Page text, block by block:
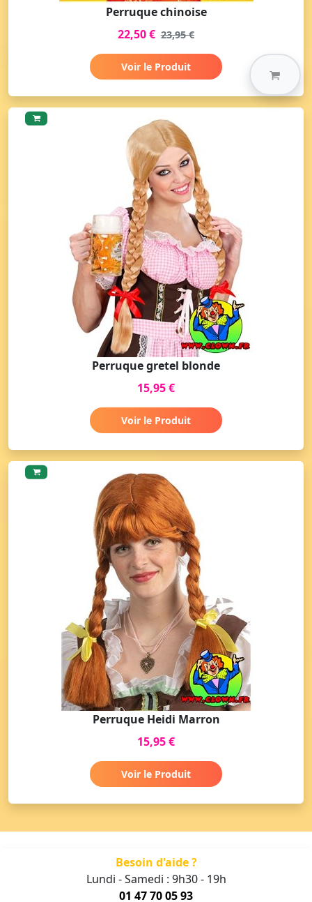
Perruque chinoise
22,50 € 23,95 €
Voir le Produit
Perruque gretel blonde
15,95 €
Voir le Produit
Perruque Heidi Marron
15,95 €
Voir le Produit
Besoin d'aide ?
Lundi - Samedi : 9h30 - 19h
01 47 70 05 93